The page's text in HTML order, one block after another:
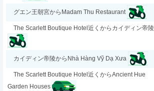
グエン王朝宮からMadam Thu Restaurant
The Scarlett Boutique Hotel近くからカイディン帝陵
カイディン帝陵からNhà Hàng Vỹ Dạ Xưa
The Scarlett Boutique Hotel近くからAncient Hue
Garden Houses